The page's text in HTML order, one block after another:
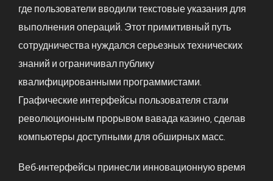
где пользователи вводили текстовые указания для
выполнения операций. Этот примитивный путь
сотрудничества нуждался серьезных технических
знаний и ограничивал публику
квалифицированными программистами.
Графические интерфейсы пользователя стали
революционным прорывом вавада казино, сделав
компьютеры доступными для обширных масс.
Веб-интерфейсы принесли инновационную время